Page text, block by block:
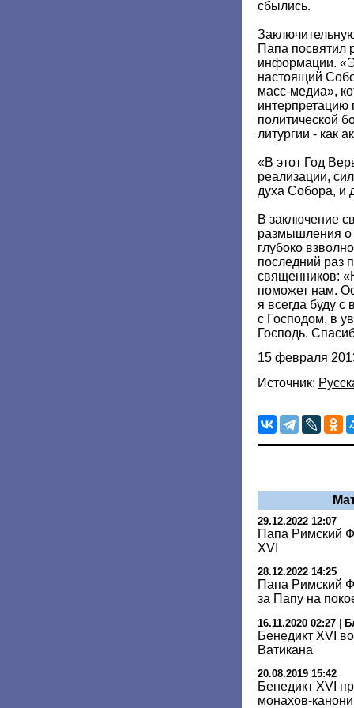
сбылись.
Папа посвятил
информации.
настоящий
масс-медиа»,
интерпретацию
политической
литургии - как
«В этот Год
реализации,
духа Собора, и
В заключение
размышления о
глубоко
последний раз
священников:
поможет нам.
я всегда буду
с Господом, в
Господь.
15 февраля
Источник:
29.12.2022 12:07
Папа Римский
XVI
28.12.2022 14:25
Папа Римский
за Папу на
16.11.2020 02:27 |
Бенедикт XVI
Ватикана
20.08.2019 15:42
Бенедикт XVI
монахов-